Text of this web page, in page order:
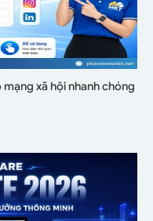
xã hội nhanh chóng